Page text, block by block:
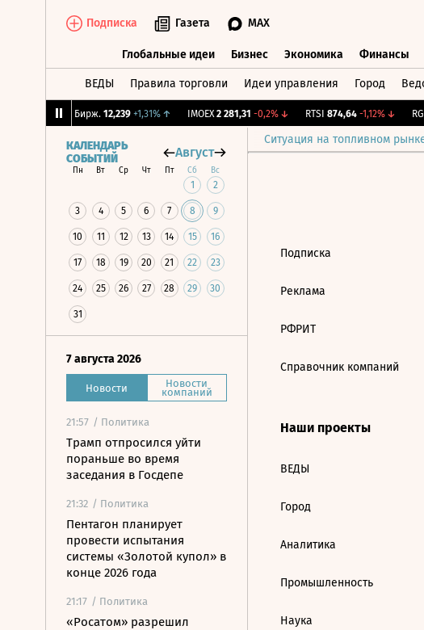
Подписка Газета MAX
Глобальные идеи Бизнес Экономика Финансы
ВЕДЫ Правила торговли Идеи управления Город
CNY Бирж. 12,239 +1,31%↑ IMOEX 2 281,31 -0,2%↓ RTSI 874,64 -1,12%↓ RGBI
Ситуация на топливном
КАЛЕНДАРЬ
СОБЫТИЙ
Август
Пн Вт Ср Чт Пт Сб Вс
1 2
3 4 5 6 7 8 9
10 11 12 13 14 15 16
17 18 19 20 21 22 23
24 25 26 27 28 29 30
31
7 августа 2026
Новости Новости
компаний
21:57 / Политика
Трамп отпросился уйти
пораньше во время
заседания в Госдепе
21:32 / Политика
Пентагон планирует
провести испытания
системы «Золотой купол» в
конце 2026 года
21:17 / Политика
«Росатом» разрешил
Подписка
Реклама
РФРИТ
Справочник компаний
Наши проекты
ВЕДЫ
Город
Аналитика
Промышленность
Наука